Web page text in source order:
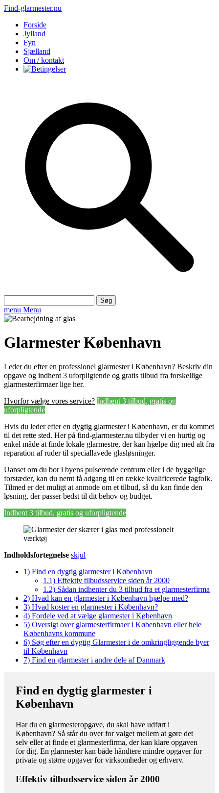
Find-glarmester.nu
Forside
Jylland
Fyn
Sjælland
Om / kontakt
efter:
menu Menu
Glarmester København
Leder du efter en professionel glarmester i København? Beskriv din
opgave og indhent 3 uforpligtende og gratis tilbud fra forskellige
glarmesterfirmaer lige her.
Hvorfor vælge vores service? Indhent 3 tilbud, gratis og
uforpligtende
Hvis du leder efter en dygtig glarmester i København, er du kommet
til det rette sted. Her på find-glarmester.nu tilbyder vi en hurtig og
enkel måde at finde lokale glarmestre, der kan hjælpe dig med alt fra
reparation af ruder til speciallavede glasløsninger.
Uanset om du bor i byens pulserende centrum eller i de hyggelige
forstæder, kan du nemt få adgang til en række kvalificerede fagfolk.
Tilmed er det muligt at anmode om et tilbud, så du kan finde den
løsning, der passer bedst til dit behov og budget.
Indhent 3 tilbud, gratis og uforpligtende
Indholdsfortegnelse skjul
1) Find en dygtig glarmester i København
1.1) Effektiv tilbudsservice siden år 2000
1.2) Sådan indhenter du 3 tilbud fra et glarmesterfirma
2) Hvad kan en glarmester i København hjælpe med?
3) Hvad koster en glarmester i København?
4) Fordele ved at vælge glarmester i København
5) Oversigt over glarmesterfirmaer i København eller hele
Københavns kommune
6) Søg efter en dygtig Glarmester i de omkringliggende byer
til København
7) Find en glarmester i andre dele af Danmark
Find en dygtig glarmester i
København
Har du en glarmesteropgave, du skal have udført i
København? Så står du over for valget mellem at gøre det
selv eller at finde et glarmesterfirma, der kan klare opgaven
for dig. En glarmester kan både håndtere mindre opgaver for
private og større opgaver for virksomheder og erhverv.
Effektiv tilbudsservice siden år 2000